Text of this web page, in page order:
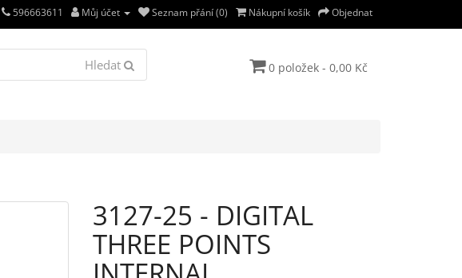
596663611 Můj účet Seznam přání (0) Nákupní košík Objednat
Hledat 0 položek - 0,00 Kč
3127-25 - DIGITAL
THREE POINTS